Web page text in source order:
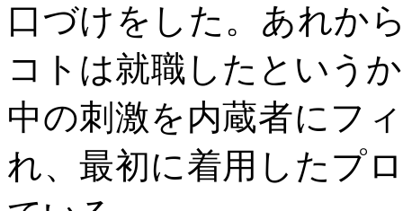
口づけをした。あれか
コトは就職したという
中の刺激を内蔵者にフ
れ、最初に着用したプ